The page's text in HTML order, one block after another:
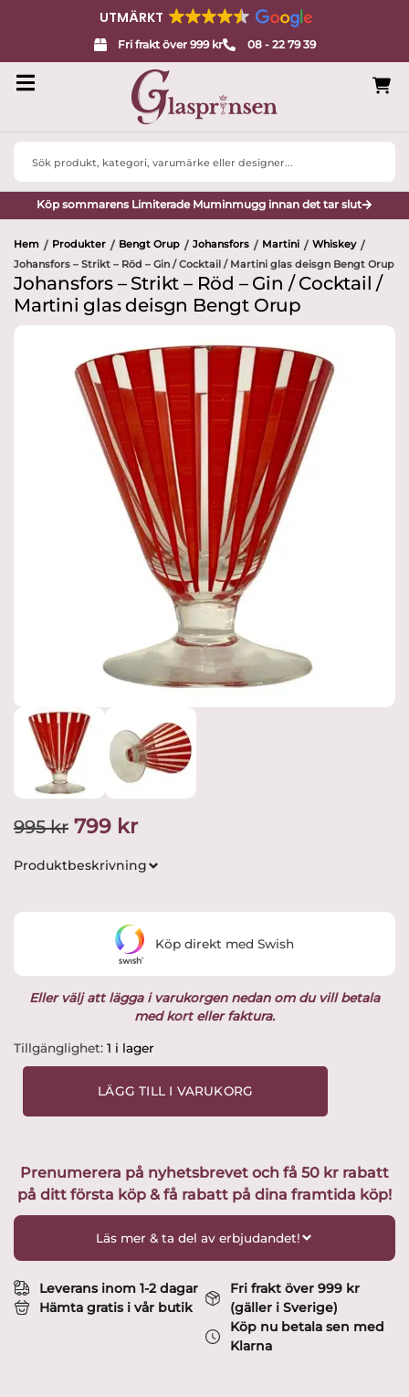
UTMÄRKT
Fri frakt över 999 kr 08 - 22 79 39
Search
Köp sommarens Limiterade Muminmugg innan det tar slut
Hem / Produkter / Bengt Orup / Johansfors / Martini / Whiskey /
Johansfors – Strikt – Röd – Gin / Cocktail / Martini glas deisgn Bengt Orup
Johansfors – Strikt – Röd – Gin / Cocktail /
Martini glas deisgn Bengt Orup
995kr Det
ursprungliga
995 kr.
799 krDet
nuvarande
är:
799 kr.
Produktbeskrivning
Eller välj att lägga i varukorgen nedan om du vill betala
med kort eller faktura.
Tillgänglighet: 1 i lager
Johansfors
Röd
Cocktail
Bengt
Orup
LÄGG TILL I VARUKORG
Köp direkt med Swish
Prenumerera på nyhetsbrevet och få 50 kr rabatt
på ditt första köp & få rabatt på dina framtida köp!
Läs mer & ta del av erbjudandet!
Leverans inom 1-2 dagar
Hämta gratis i vår butik
Fri frakt över 999 kr
(gäller i Sverige)
Köp nu betala sen med
Klarna